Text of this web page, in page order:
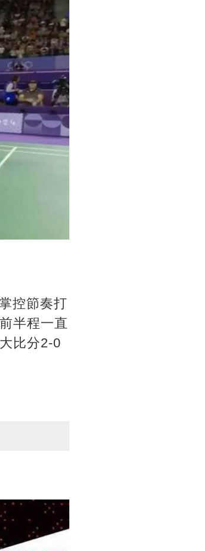
控節奏打
半程一直
比分2-0